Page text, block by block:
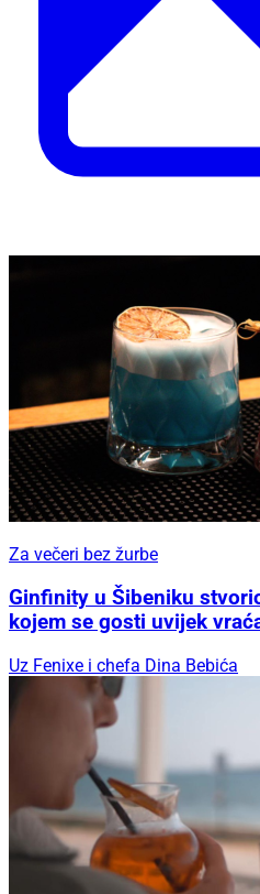
Za večeri bez žurbe
Ginfinity u Šibeniku
kojem se gosti uvijek
Uz Fenixe i chefa Dina Bebića